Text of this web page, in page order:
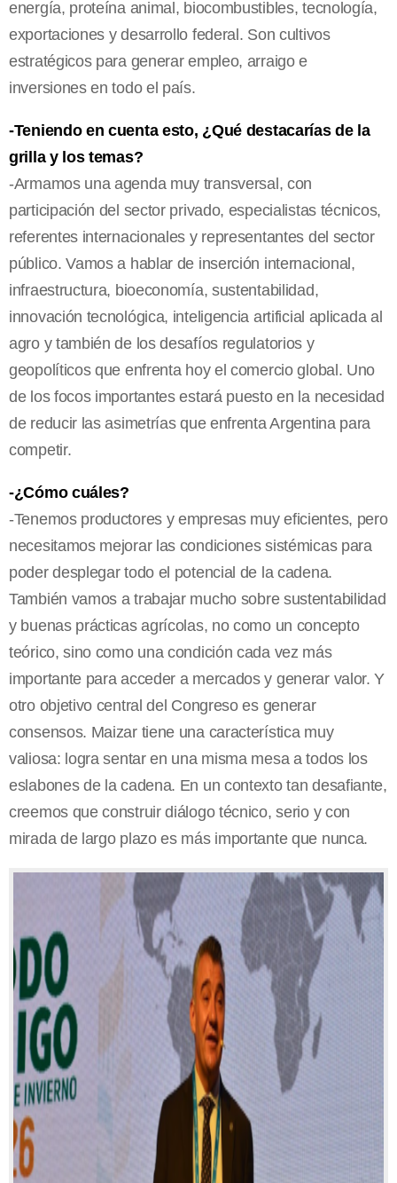
energía, proteína animal, biocombustibles, tecnología,
exportaciones y desarrollo federal. Son cultivos
estratégicos para generar empleo, arraigo e
inversiones en todo el país.
-Teniendo en cuenta esto, ¿Qué destacarías de la
grilla y los temas?
-Armamos una agenda muy transversal, con
participación del sector privado, especialistas técnicos,
referentes internacionales y representantes del sector
público. Vamos a hablar de inserción internacional,
infraestructura, bioeconomía, sustentabilidad,
innovación tecnológica, inteligencia artificial aplicada al
agro y también de los desafíos regulatorios y
geopolíticos que enfrenta hoy el comercio global. Uno
de los focos importantes estará puesto en la necesidad
de reducir las asimetrías que enfrenta Argentina para
competir.
-¿Cómo cuáles?
-Tenemos productores y empresas muy eficientes, pero
necesitamos mejorar las condiciones sistémicas para
poder desplegar todo el potencial de la cadena.
También vamos a trabajar mucho sobre sustentabilidad
y buenas prácticas agrícolas, no como un concepto
teórico, sino como una condición cada vez más
importante para acceder a mercados y generar valor. Y
otro objetivo central del Congreso es generar
consensos. Maizar tiene una característica muy
valiosa: logra sentar en una misma mesa a todos los
eslabones de la cadena. En un contexto tan desafiante,
creemos que construir diálogo técnico, serio y con
mirada de largo plazo es más importante que nunca.